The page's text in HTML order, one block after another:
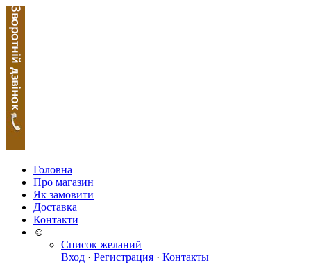
Головна
Про магазин
Як замовити
Доставка
Контакти
☺
Список желаний
Вход · Регистрация · Контакты